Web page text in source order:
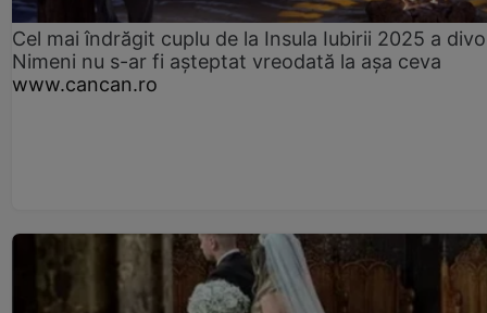
Cel mai îndrăgit cuplu de la Insula Iubirii 2025 a
Nimeni nu s-ar fi așteptat vreodată la așa ceva
www.cancan.ro